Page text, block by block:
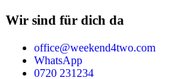
Wir sind für dich da
office@weekend4two.com
WhatsApp
0720 231234